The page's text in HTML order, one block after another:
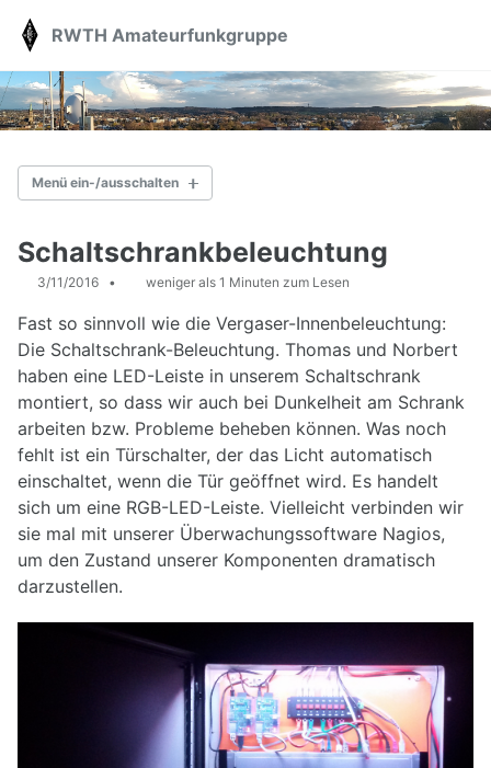
Skip
primary
navigation
Skip
content
Skip
footer
RWTH Amateurfunkgruppe
Menü ein-/ausschalten
ÜBER UNS
Station
Vorträge
Kontakt
Spenden
AFU-KURS
DB0PRA
DB0SDA
DB0WA
Schaltschrankbeleuchtung
3/11/2016 weniger als 1 Minuten zum Lesen
Fast so sinnvoll wie die Vergaser-Innenbeleuchtung:
Die Schaltschrank-Beleuchtung. Thomas und Norbert
haben eine LED-Leiste in unserem Schaltschrank
montiert, so dass wir auch bei Dunkelheit am Schrank
arbeiten bzw. Probleme beheben können. Was noch
fehlt ist ein Türschalter, der das Licht automatisch
einschaltet, wenn die Tür geöffnet wird. Es handelt
sich um eine RGB-LED-Leiste. Vielleicht verbinden wir
sie mal mit unserer Überwachungssoftware Nagios,
um den Zustand unserer Komponenten dramatisch
darzustellen.